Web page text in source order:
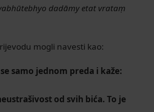
dadāmy etat vrataṃ
mogli navesti kao:
samo jednom preda i kaže:
od svih bića. To je